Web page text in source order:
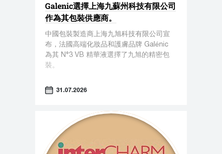
Galenic選擇上海九蘇州科技有限公司
作為其包裝供應商。
中國包裝製造商上海九旭科技有限公司宣
布，法國高端化妝品和護膚品牌 Galénic
為其 N°3 VB 精華液選擇了九旭的精密包
裝。
31.07.2026